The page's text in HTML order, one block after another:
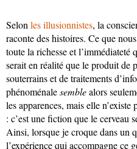
Selon les illusionnistes, la
raconte des histoires. Ce que
toute la richesse et
serait en réalité que le produit de
souterrains et de traitements
phénoménalesemblealors
les apparences, mais elle n’existe
: c’est une fiction que le cerveau
Ainsi, lorsque je croque dans un
l’expérience qui accompagne ce